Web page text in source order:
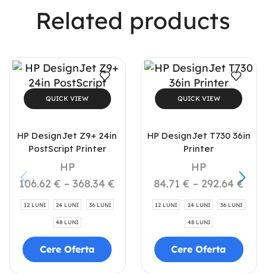
Related products
QUICK VIEW
HP DesignJet Z9+ 24in
PostScript Printer
HP
106.62€ – 368.34€
12 LUNI 24 LUNI 36 LUNI
48 LUNI
Cere Oferta
QUICK VIEW
HP DesignJet T730 36in
Printer
HP
84.71 € – 292.64 €
12 LUNI 24 LUNI 36 LUNI
48 LUNI
Cere Oferta